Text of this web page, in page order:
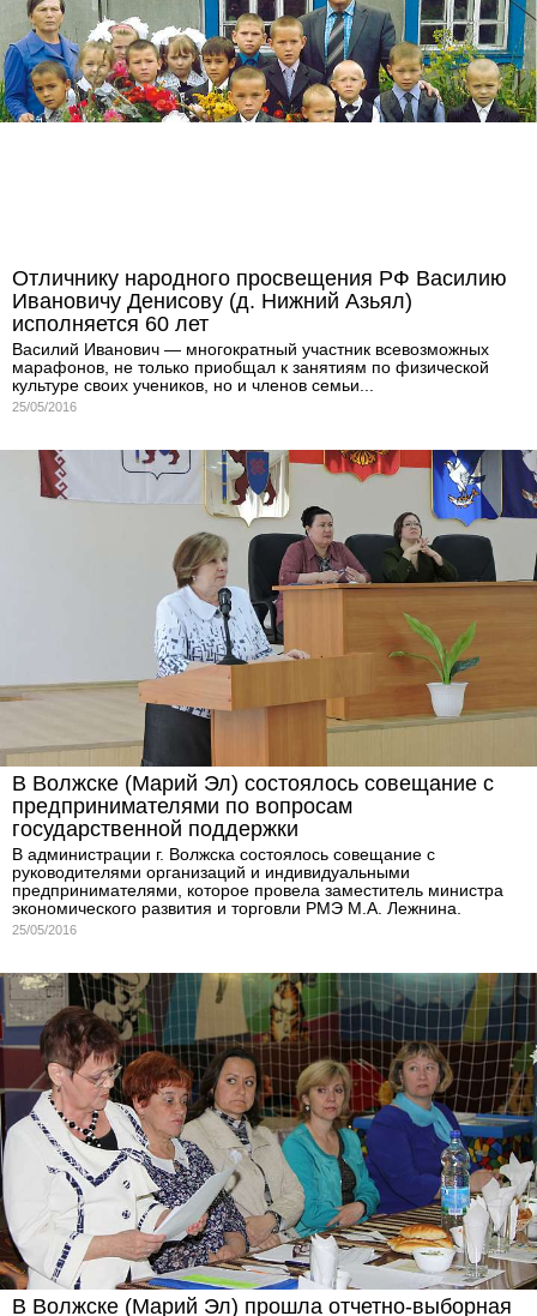
Отличнику народного просвещения РФ Василию
Ивановичу Денисову (д. Нижний Азьял)
исполняется 60 лет
Василий Иванович — многократный участник всевозможных
марафонов, не только приобщал к занятиям по физической
культуре своих учеников, но и членов семьи...
25/05/2016
В Волжске (Марий Эл) состоялось совещание с
предпринимателями по вопросам
государственной поддержки
В администрации г. Волжска состоялось совещание с
руководителями организаций и индивидуальными
предпринимателями, которое провела заместитель министра
экономического развития и торговли РМЭ М.А. Лежнина.
25/05/2016
В Волжске (Марий Эл) прошла отчетно-выборная